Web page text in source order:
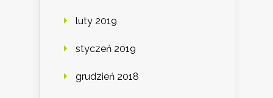
luty 2019
styczeń 2019
grudzień 2018